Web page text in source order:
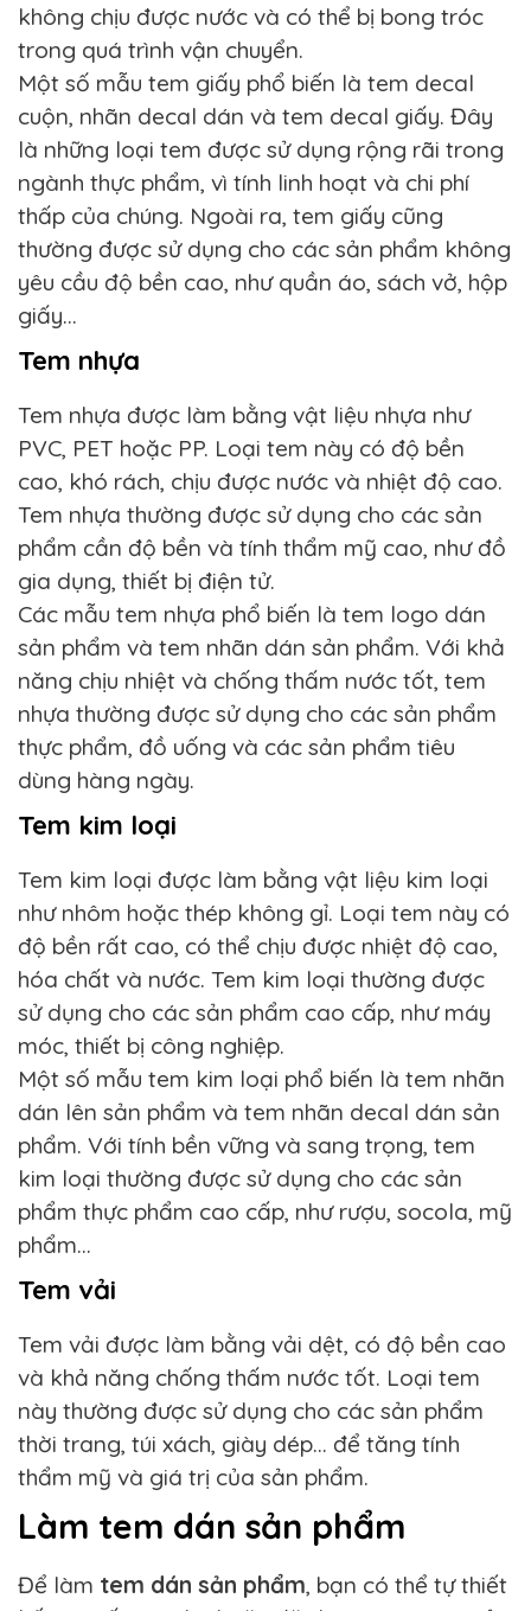
không chịu được nước và có thể bị bong tróc
trong quá trình vận chuyển.
Một số mẫu tem giấy phổ biến là tem decal
cuộn, nhãn decal dán và tem decal giấy. Đây
là những loại tem được sử dụng rộng rãi trong
ngành thực phẩm, vì tính linh hoạt và chi phí
thấp của chúng. Ngoài ra, tem giấy cũng
thường được sử dụng cho các sản phẩm không
yêu cầu độ bền cao, như quần áo, sách vở, hộp
giấy…
Tem nhựa
Tem nhựa được làm bằng vật liệu nhựa như
PVC, PET hoặc PP. Loại tem này có độ bền
cao, khó rách, chịu được nước và nhiệt độ cao.
Tem nhựa thường được sử dụng cho các sản
phẩm cần độ bền và tính thẩm mỹ cao, như đồ
gia dụng, thiết bị điện tử.
Các mẫu tem nhựa phổ biến là tem logo dán
sản phẩm và tem nhãn dán sản phẩm. Với khả
năng chịu nhiệt và chống thấm nước tốt, tem
nhựa thường được sử dụng cho các sản phẩm
thực phẩm, đồ uống và các sản phẩm tiêu
dùng hàng ngày.
Tem kim loại
Tem kim loại được làm bằng vật liệu kim loại
như nhôm hoặc thép không gỉ. Loại tem này có
độ bền rất cao, có thể chịu được nhiệt độ cao,
hóa chất và nước. Tem kim loại thường được
sử dụng cho các sản phẩm cao cấp, như máy
móc, thiết bị công nghiệp.
Một số mẫu tem kim loại phổ biến là tem nhãn
dán lên sản phẩm và tem nhãn decal dán sản
phẩm. Với tính bền vững và sang trọng, tem
kim loại thường được sử dụng cho các sản
phẩm thực phẩm cao cấp, như rượu, socola, mỹ
phẩm…
Tem vải
Tem vải được làm bằng vải dệt, có độ bền cao
và khả năng chống thấm nước tốt. Loại tem
này thường được sử dụng cho các sản phẩm
thời trang, túi xách, giày dép… để tăng tính
thẩm mỹ và giá trị của sản phẩm.
Làm tem dán sản phẩm
Để làm tem dán sản phẩm, bạn có thể tự thiết